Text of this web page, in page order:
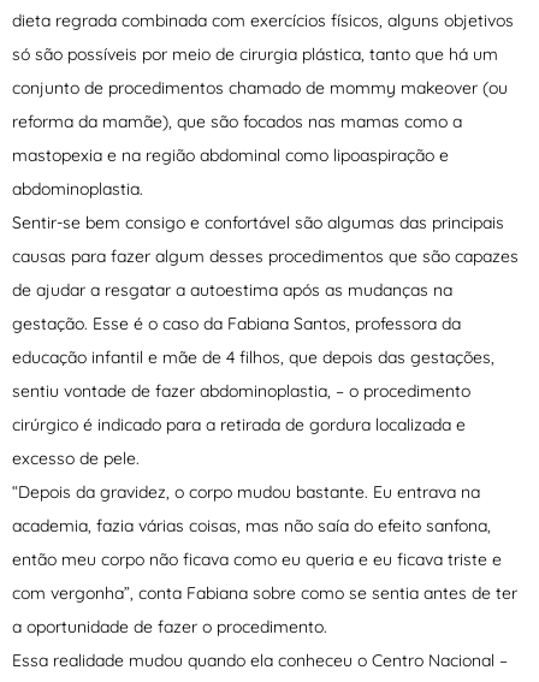
dieta regrada combinada com exercícios físicos, alguns objetivos
só são possíveis por meio de cirurgia plástica, tanto que há um
conjunto de procedimentos chamado de mommy makeover (ou
reforma da mamãe), que são focados nas mamas como a
mastopexia e na região abdominal como lipoaspiração e
abdominoplastia.
Sentir-se bem consigo e confortável são algumas das principais
causas para fazer algum desses procedimentos que são capazes
de ajudar a resgatar a autoestima após as mudanças na
gestação. Esse é o caso da Fabiana Santos, professora da
educação infantil e mãe de 4 filhos, que depois das gestações,
sentiu vontade de fazer abdominoplastia, – o procedimento
cirúrgico é indicado para a retirada de gordura localizada e
excesso de pele.
“Depois da gravidez, o corpo mudou bastante. Eu entrava na
academia, fazia várias coisas, mas não saía do efeito sanfona,
então meu corpo não ficava como eu queria e eu ficava triste e
com vergonha”, conta Fabiana sobre como se sentia antes de ter
a oportunidade de fazer o procedimento.
Essa realidade mudou quando ela conheceu o Centro Nacional –